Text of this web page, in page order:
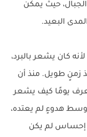
حيث يمكن
البعيد.
كان يشعر بالبرد،
زمنٍ طويل. منذ أن
يومًا كيف يشعر
وسط هدوءٍ لم يعتده،
لم يكن